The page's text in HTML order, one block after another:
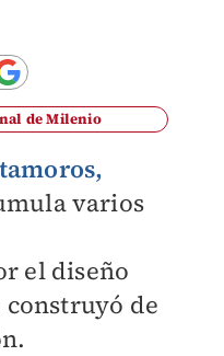
de Milenio
varios
el diseño
construyó de